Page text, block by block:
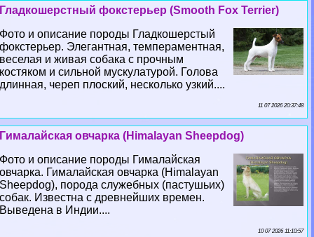
Гладкошерстный фокстерьер (Smooth Fox Terrier)
Фото и описание породы Гладкошерстый
фокстерьер. Элегантная, темпераментная,
веселая и живая собака с прочным
костяком и сильной мускулатурой. Голова
длинная, череп плоский, несколько узкий....
11 07 2026 20:37:48
Гималайская овчарка (Himalayan Sheepdog)
Фото и описание породы Гималайская
овчарка. Гималайская овчарка (Himalayan
Sheepdog), порода служебных (пастушьих)
собак. Известна с древнейших времен.
Выведена в Индии....
10 07 2026 11:10:57